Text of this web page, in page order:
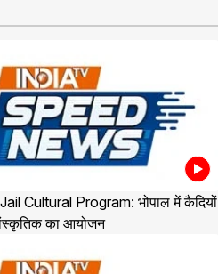
Cultural Program: भोपाल में कैदियों
का आयोजन